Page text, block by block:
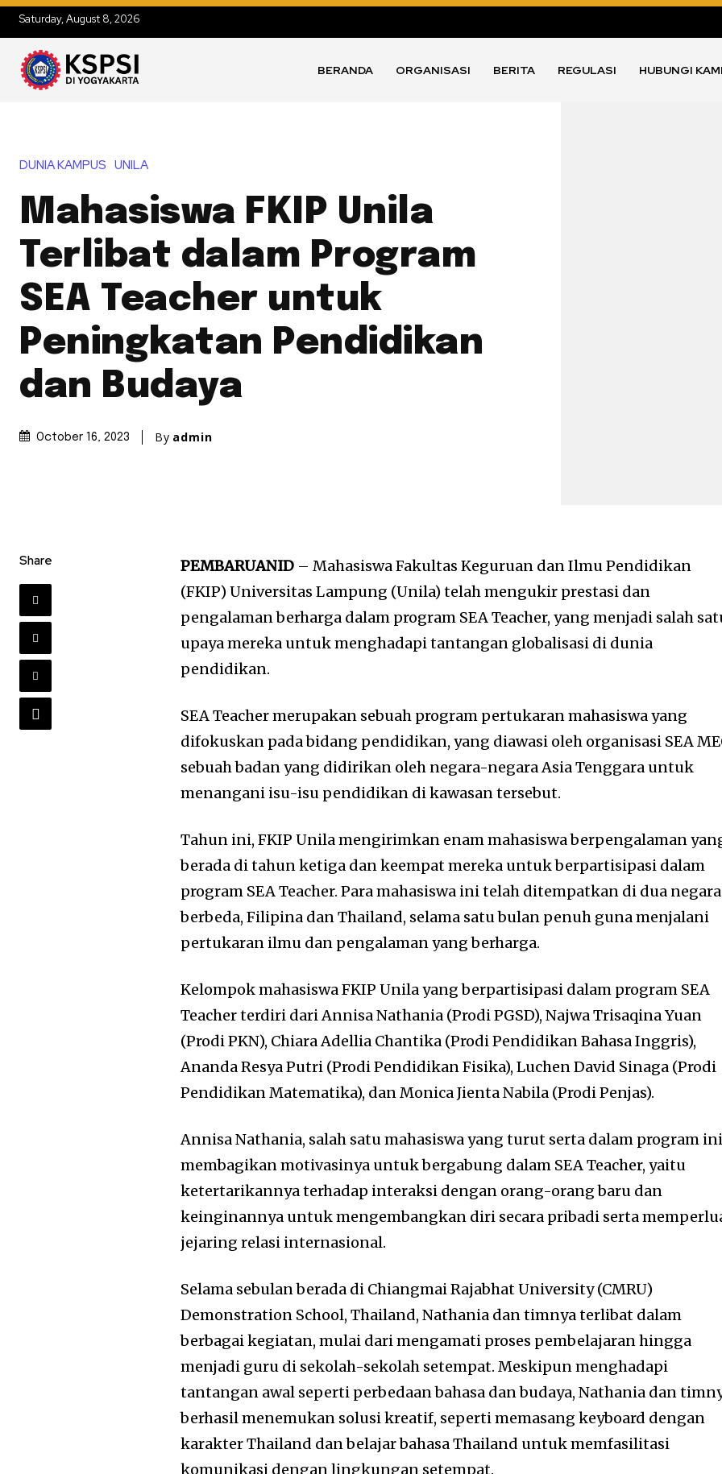
Saturday, August 8, 2026
BERANDA ORGANISASI BERITA REGULASI HUBUNGI
DUNIA KAMPUS UNILA
Mahasiswa FKIP Unila
Terlibat dalam Program
SEA Teacher untuk
Peningkatan Pendidikan
dan Budaya
October 16, 2023 By admin
Share PEMBARUANID – Mahasiswa Fakultas Keguruan dan Ilmu Pendidikan
(FKIP) Universitas Lampung (Unila) telah mengukir prestasi dan
pengalaman berharga dalam program SEA Teacher, yang menjadi salah
upaya mereka untuk menghadapi tantangan globalisasi di dunia
pendidikan.
SEA Teacher merupakan sebuah program pertukaran mahasiswa yang
difokuskan pada bidang pendidikan, yang diawasi oleh organisasi SEA
sebuah badan yang didirikan oleh negara-negara Asia Tenggara untuk
menangani isu-isu pendidikan di kawasan tersebut.
Tahun ini, FKIP Unila mengirimkan enam mahasiswa berpengalaman
berada di tahun ketiga dan keempat mereka untuk berpartisipasi dalam
program SEA Teacher. Para mahasiswa ini telah ditempatkan di dua negara
berbeda, Filipina dan Thailand, selama satu bulan penuh guna menjalani
pertukaran ilmu dan pengalaman yang berharga.
Kelompok mahasiswa FKIP Unila yang berpartisipasi dalam program SEA
Teacher terdiri dari Annisa Nathania (Prodi PGSD), Najwa Trisaqina Yuan
(Prodi PKN), Chiara Adellia Chantika (Prodi Pendidikan Bahasa Inggris),
Ananda Resya Putri (Prodi Pendidikan Fisika), Luchen David Sinaga (Prodi
Pendidikan Matematika), dan Monica Jienta Nabila (Prodi Penjas).
Annisa Nathania, salah satu mahasiswa yang turut serta dalam program
membagikan motivasinya untuk bergabung dalam SEA Teacher, yaitu
ketertarikannya terhadap interaksi dengan orang-orang baru dan
keinginannya untuk mengembangkan diri secara pribadi serta
jejaring relasi internasional.
Selama sebulan berada di Chiangmai Rajabhat University (CMRU)
Demonstration School, Thailand, Nathania dan timnya terlibat dalam
berbagai kegiatan, mulai dari mengamati proses pembelajaran hingga
menjadi guru di sekolah-sekolah setempat. Meskipun menghadapi
tantangan awal seperti perbedaan bahasa dan budaya, Nathania dan
berhasil menemukan solusi kreatif, seperti memasang keyboard dengan
karakter Thailand dan belajar bahasa Thailand untuk memfasilitasi
komunikasi dengan lingkungan setempat.